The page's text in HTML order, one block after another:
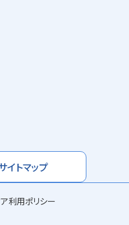
イトマップ
利用ポリシー